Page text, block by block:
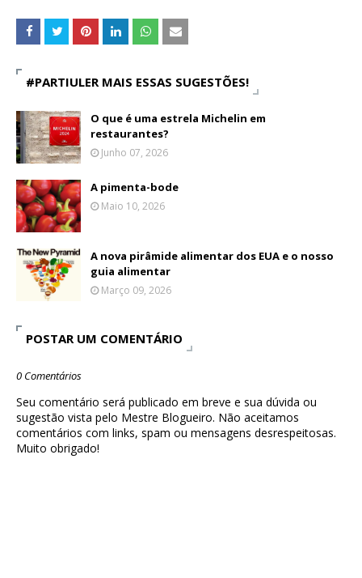
#PARTIULER MAIS ESSAS SUGESTÕES!
O que é uma estrela Michelin em
restaurantes?
Junho 07, 2026
A pimenta-bode
Maio 10, 2026
A nova pirâmide alimentar dos EUA e o nosso
guia alimentar
Março 09, 2026
POSTAR UM COMENTÁRIO
0 Comentários
Seu comentário será publicado em breve e sua dúvida ou
sugestão vista pelo Mestre Blogueiro. Não aceitamos
comentários com links, spam ou mensagens desrespeitosas.
Muito obrigado!